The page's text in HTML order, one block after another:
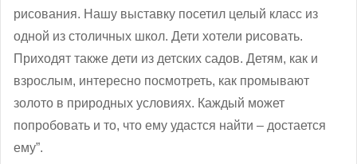
рисования. Нашу выставку посетил целый класс из
одной из столичных школ. Дети хотели рисовать.
Приходят также дети из детских садов. Детям, как и
взрослым, интересно посмотреть, как промывают
золото в природных условиях. Каждый может
попробовать и то, что ему удастся найти – достается
ему”.